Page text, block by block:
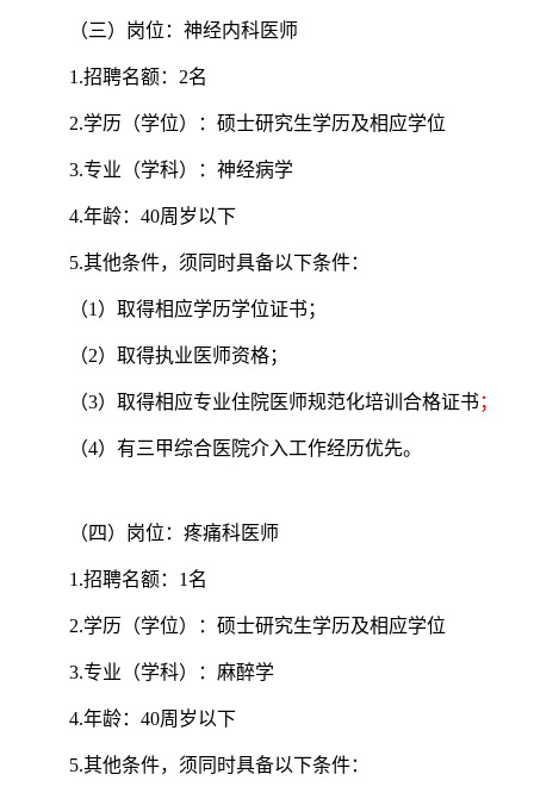
（三） 岗位：神经内科医师
1.招聘名额：2名
2.学历（学位）：硕士研究生学历及相应学位
3.专业（学科）：神经病学
4.年龄：40周岁以下
5.其他条件，须同时具备以下条件：
（1）取得相应学历学位证书；
（2）取得执业医师资格；
（3）取得相应专业住院医师规范化培训合格证书 ；
（4）有三甲综合医院介入工作经历优先。
（四） 岗位：疼痛科医师
1.招聘名额：1名
2.学历（学位）：硕士研究生学历及相应学位
3.专业（学科）：麻醉学
4.年龄：40周岁以下
5.其他条件，须同时具备以下条件：